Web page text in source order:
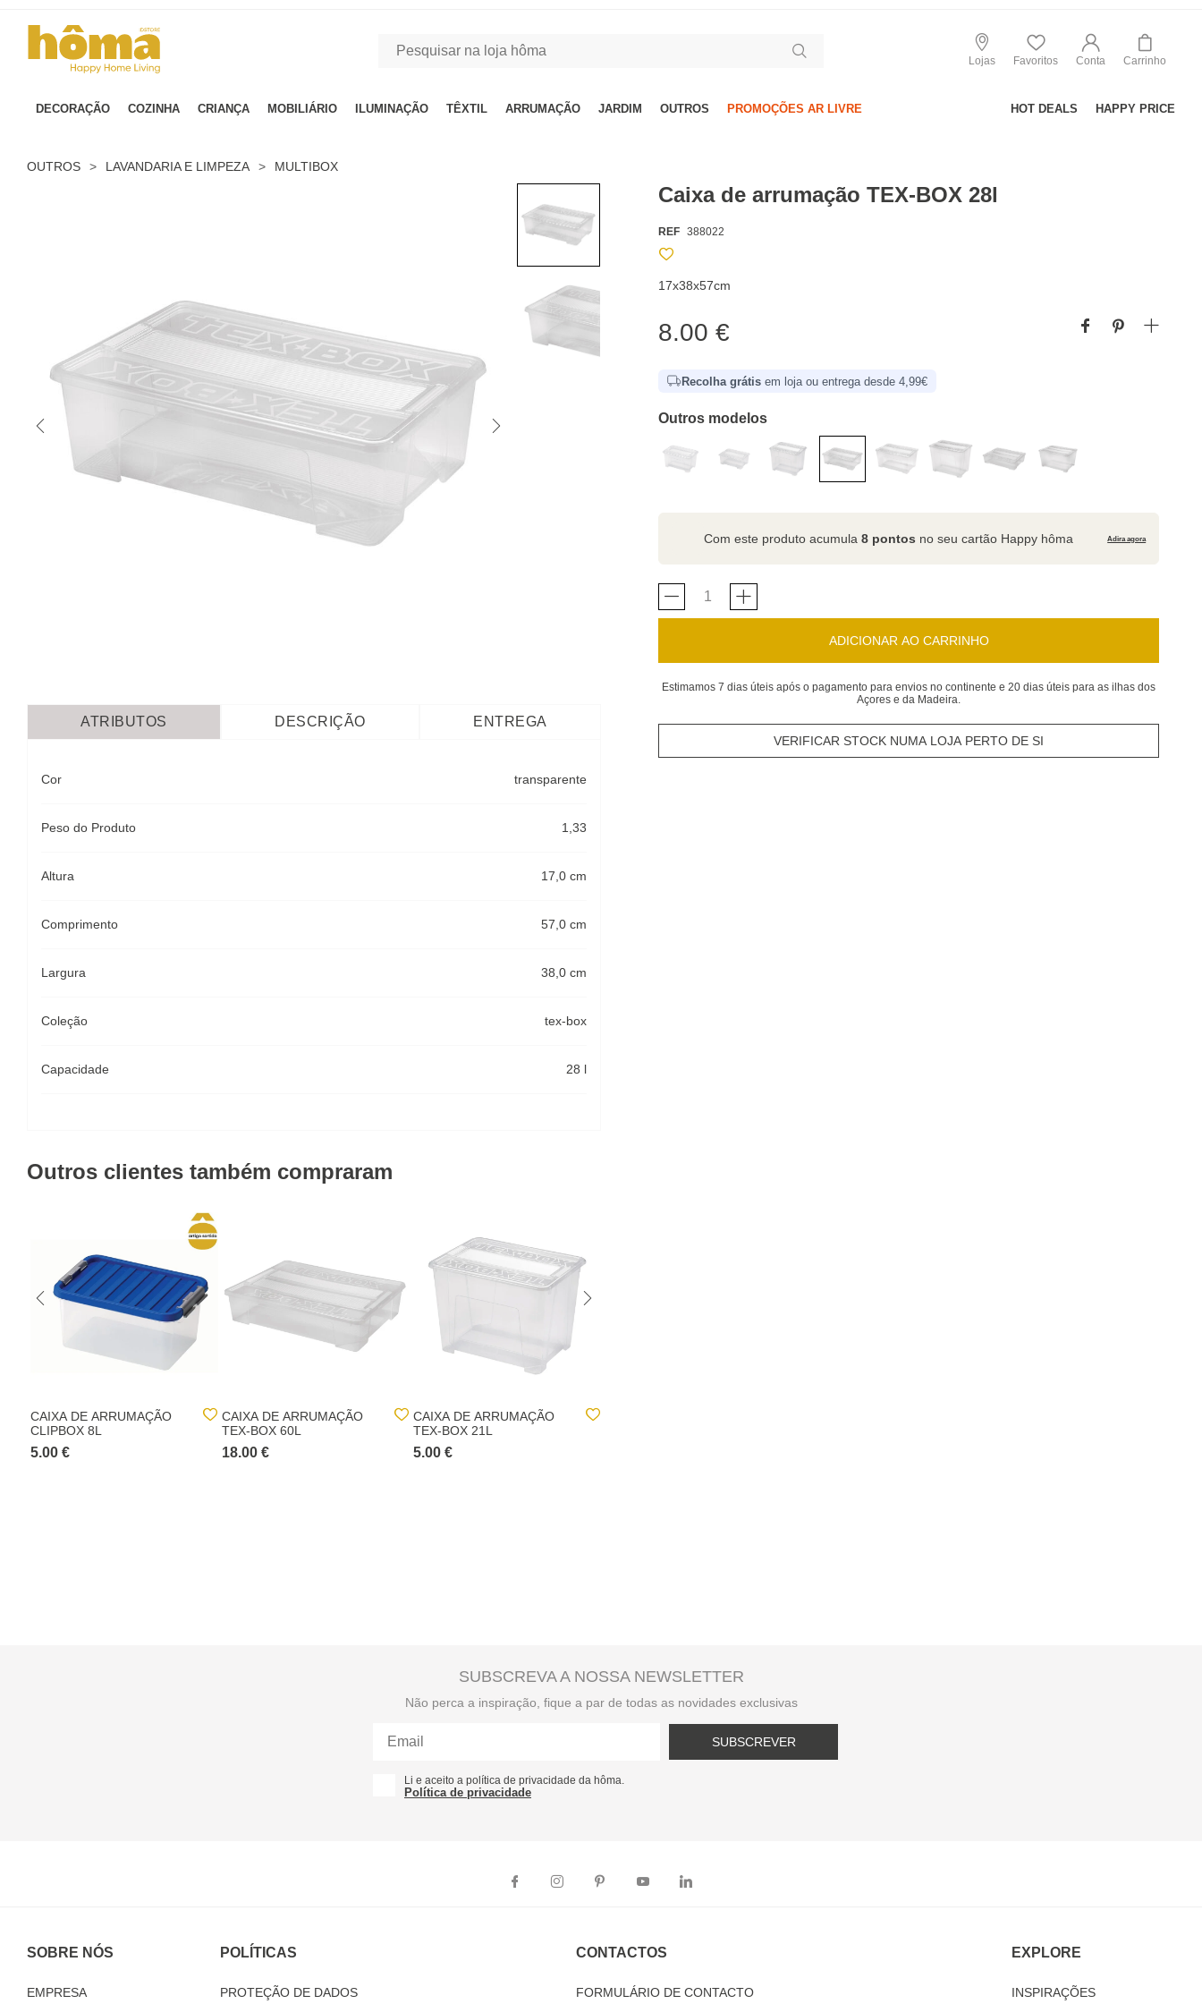
Lojas Favoritos Conta Carrinho
DECORAÇÃO COZINHA CRIANÇA MOBILIÁRIO ILUMINAÇÃO TÊXTIL ARRUMAÇÃO JARDIM OUTROS PROMOÇÕES AR LIVRE HOT DEALS HAPPY PRICE
OUTROS > LAVANDARIA E LIMPEZA > MULTIBOX
Caixa de arrumação TEX-BOX 28l
REF 388022
17x38x57cm
8.00 €
Recolha grátis em loja ou entrega desde 4,99€
Outros modelos
Com este produto acumula8 pontos no seu cartão Happy hôma Adira agora
ADICIONAR AO CARRINHO
Estimamos 7 dias úteis após o pagamento para envios no continente e 20 dias úteis para as ilhas dos
Açores e da Madeira.
VERIFICAR STOCK NUMA LOJA PERTO DE SI
ATRIBUTOS DESCRIÇÃO ENTREGA
Cor transparente
Peso do Produto 1,33
Altura 17,0 cm
Comprimento 57,0 cm
Largura 38,0 cm
Coleção tex-box
Capacidade 28 l
Outros clientes também compraram
CAIXA DE ARRUMAÇÃO
CLIPBOX 8L
5.00 €
CAIXA DE ARRUMAÇÃO
TEX-BOX 60L
18.00 €
CAIXA DE ARRUMAÇÃO
TEX-BOX 21L
5.00 €
SUBSCREVA A NOSSA NEWSLETTER
Não perca a inspiração, fique a par de todas as novidades exclusivas
SUBSCREVER
Li e aceito a política de privacidade da hôma.
Política de privacidade
SOBRE NÓS
EMPRESA
POLÍTICAS
PROTEÇÃO DE DADOS
CONTACTOS
FORMULÁRIO DE CONTACTO
EXPLORE
INSPIRAÇÕES